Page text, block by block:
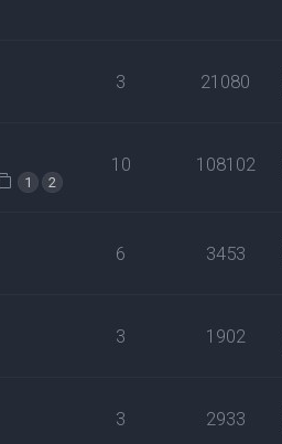
3 21080
1 2
10 108102
6 3453
3 1902
3 2933